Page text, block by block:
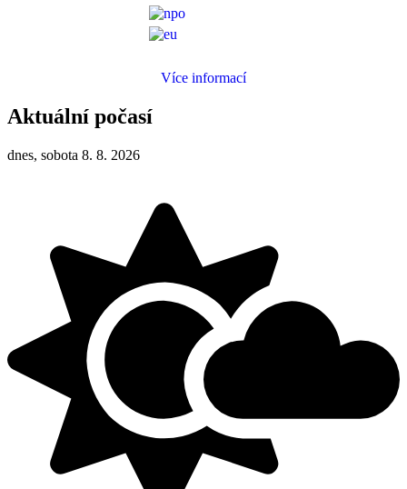
Více informací
Aktuální počasí
dnes, sobota 8. 8. 2026